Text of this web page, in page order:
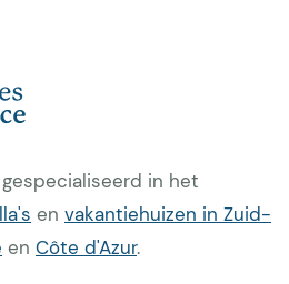
in het
en vakantiehuizen in Zuid-
en Côte d'Azur.